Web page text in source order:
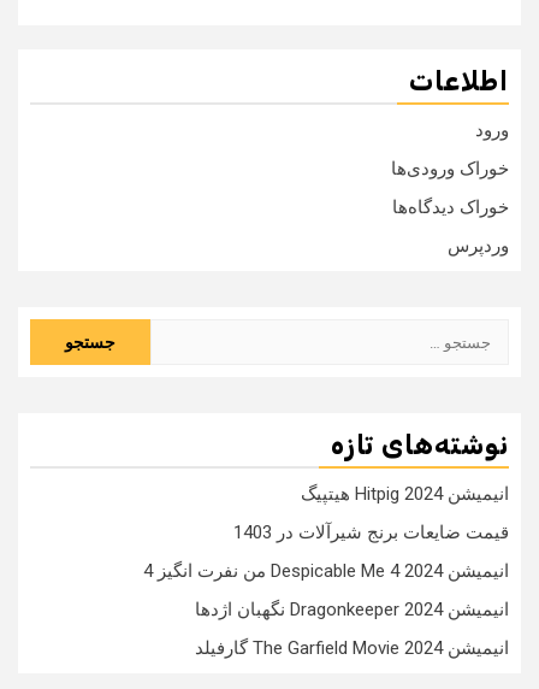
اطلاعات
ورود
خوراک ورودی‌ها
خوراک دیدگاه‌ها
وردپرس
نوشته‌های تازه
انیمیشن Hitpig 2024 هیتپیگ
قیمت ضایعات برنج شیرآلات در 1403
انیمیشن Despicable Me 4 2024 من نفرت انگیز 4
انیمیشن Dragonkeeper 2024 نگهبان اژدها
انیمیشن The Garfield Movie 2024 گارفیلد